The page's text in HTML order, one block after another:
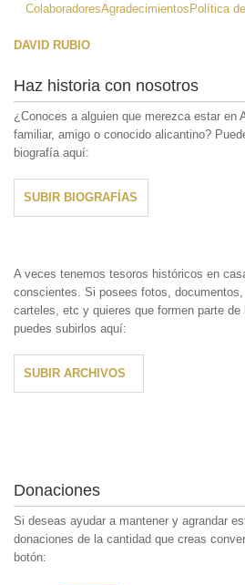
ColaboradoresAgradecimientos Política
DAVID RUBIO
Haz historia con nosotros
¿Conoces a alguien que merezca estar en
familiar, amigo o conocido alicantino?
biografía aquí:
SUBIR BIOGRAFÍAS
A veces tenemos tesoros históricos en
conscientes. Si posees fotos,
carteles, etc y quieres que formen parte de
puedes subirlos aquí:
SUBIR ARCHIVOS
Donaciones
Si deseas ayudar a mantener y agrandar
donaciones de la cantidad que creas
botón: